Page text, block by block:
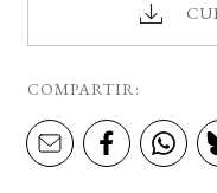
COMPARTIR: